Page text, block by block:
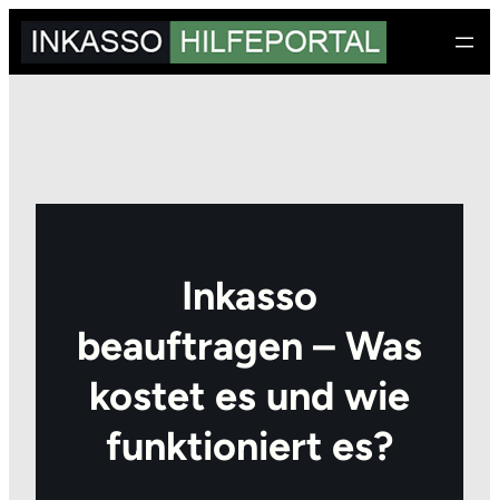
Zum
Inhalt
Inkasso
beauftragen – Was
kostet es und wie
funktioniert es?